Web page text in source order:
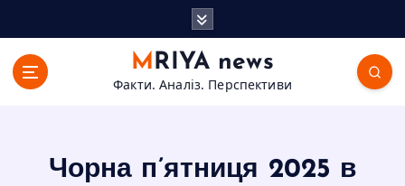
MRIYA news
Факти. Аналіз. Перспективи
Чорна п’ятниця 2025 в